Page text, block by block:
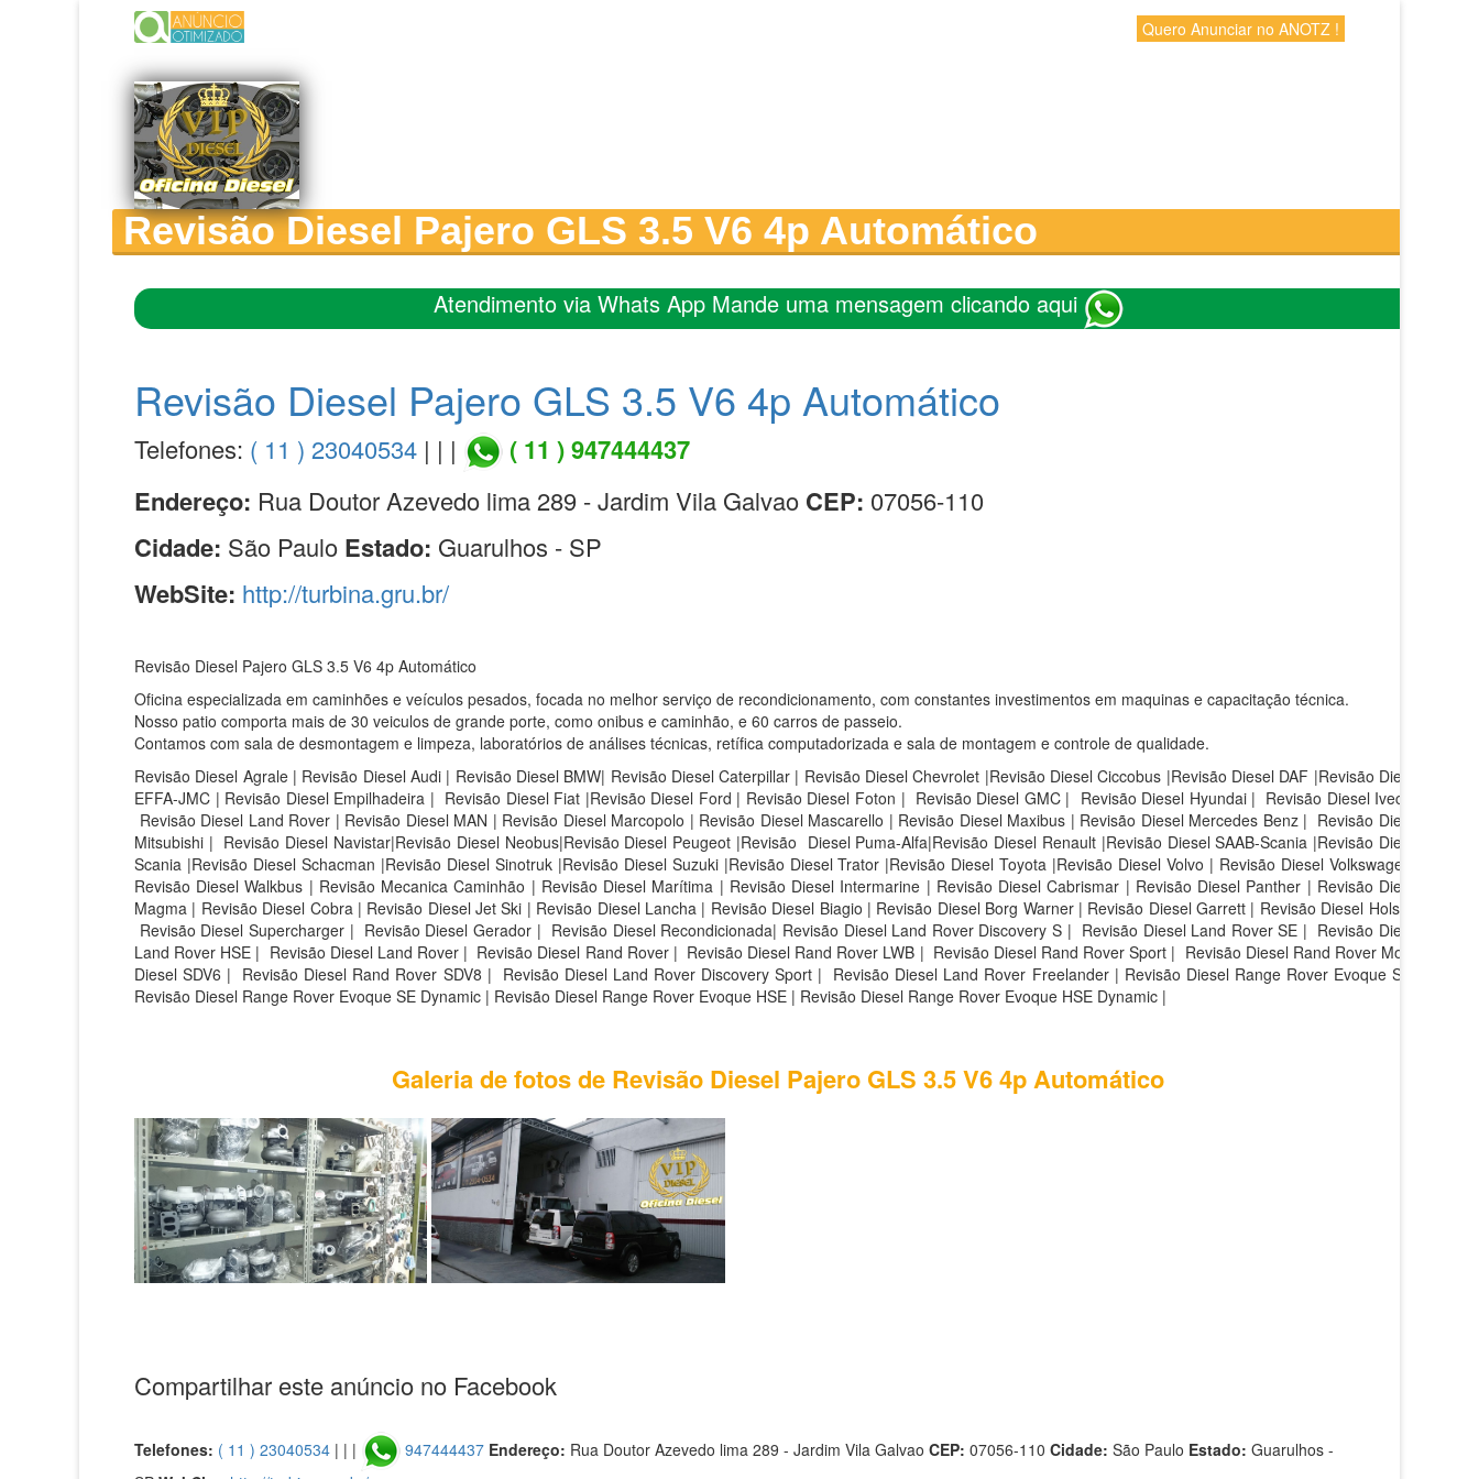
Quero Anunciar no ANOTZ !
Revisão Diesel Pajero GLS 3.5 V6 4p Automático
Atendimento via Whats App Mande uma mensagem clicando aqui
Revisão Diesel Pajero GLS 3.5 V6 4p Automático
Telefones: ( 11 ) 23040534 | | |
( 11 ) 947444437
Endereço: Rua Doutor Azevedo lima 289 - Jardim Vila Galvao CEP: 07056-110
Cidade: São Paulo Estado: Guarulhos - SP
WebSite: http://turbina.gru.br/
Revisão Diesel Pajero GLS 3.5 V6 4p Automático
Oficina especializada em caminhões e veículos pesados, focada no melhor serviço de recondicionamento, com constantes investimentos em maquinas e capacitação técnica.
Nosso patio comporta mais de 30 veiculos de grande porte, como onibus e caminhão, e 60 carros de passeio.
Contamos com sala de desmontagem e limpeza, laboratórios de análises técnicas, retífica computadorizada e sala de montagem e controle de qualidade.
Revisão Diesel Agrale | Revisão Diesel Audi | Revisão Diesel BMW| Revisão Diesel Caterpillar | Revisão Diesel Chevrolet |Revisão Diesel Ciccobus |Revisão Diesel DAF |Revisão Diesel
EFFA-JMC | Revisão Diesel Empilhadeira | Revisão Diesel Fiat |Revisão Diesel Ford | Revisão Diesel Foton | Revisão Diesel GMC | Revisão Diesel Hyundai | Revisão Diesel Iveco |
Revisão Diesel Land Rover | Revisão Diesel MAN | Revisão Diesel Marcopolo | Revisão Diesel Mascarello | Revisão Diesel Maxibus | Revisão Diesel Mercedes Benz | Revisão Diesel
Mitsubishi | Revisão Diesel Navistar|Revisão Diesel Neobus|Revisão Diesel Peugeot |Revisão Diesel Puma-Alfa|Revisão Diesel Renault |Revisão Diesel SAAB-Scania |Revisão Diesel
Scania |Revisão Diesel Schacman |Revisão Diesel Sinotruk |Revisão Diesel Suzuki |Revisão Diesel Trator |Revisão Diesel Toyota |Revisão Diesel Volvo | Revisão Diesel Volkswagen |
Revisão Diesel Walkbus | Revisão Mecanica Caminhão | Revisão Diesel Marítima | Revisão Diesel Intermarine | Revisão Diesel Cabrismar | Revisão Diesel Panther | Revisão Diesel
Magma | Revisão Diesel Cobra | Revisão Diesel Jet Ski | Revisão Diesel Lancha | Revisão Diesel Biagio | Revisão Diesel Borg Warner | Revisão Diesel Garrett | Revisão Diesel Holset |
Revisão Diesel Supercharger | Revisão Diesel Gerador | Revisão Diesel Recondicionada| Revisão Diesel Land Rover Discovery S | Revisão Diesel Land Rover SE | Revisão Diesel
Land Rover HSE | Revisão Diesel Land Rover | Revisão Diesel Rand Rover | Revisão Diesel Rand Rover LWB | Revisão Diesel Rand Rover Sport | Revisão Diesel Rand Rover Motor
Diesel SDV6 | Revisão Diesel Rand Rover SDV8 | Revisão Diesel Land Rover Discovery Sport | Revisão Diesel Land Rover Freelander | Revisão Diesel Range Rover Evoque SE |
Revisão Diesel Range Rover Evoque SE Dynamic | Revisão Diesel Range Rover Evoque HSE | Revisão Diesel Range Rover Evoque HSE Dynamic |
Galeria de fotos de Revisão Diesel Pajero GLS 3.5 V6 4p Automático
Compartilhar este anúncio no Facebook
Telefones: ( 11 ) 23040534 | | | 947444437 Endereço: Rua Doutor Azevedo lima 289 - Jardim Vila Galvao CEP: 07056-110 Cidade: São Paulo Estado: Guarulhos -